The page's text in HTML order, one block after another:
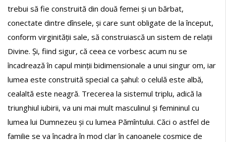
trebui să fie construită din două femei și un bărbat,
conectate dintre dînsele, și care sunt obligate de la început,
conform virginității sale, să construiască un sistem de relații
Divine. Și, fiind sigur, că ceea ce vorbesc acum nu se
încadrează în capul minții bidimensionale a unui singur om, iar
lumea este construită special ca șahul: o celulă este albă,
cealaltă este neagră. Trecerea la sistemul triplu, adică la
triunghiul iubirii, va uni mai mult masculinul și femininul cu
lumea lui Dumnezeu și cu lumea Pămîntului. Căci o astfel de
familie se va încadra în mod clar în canoanele cosmice de